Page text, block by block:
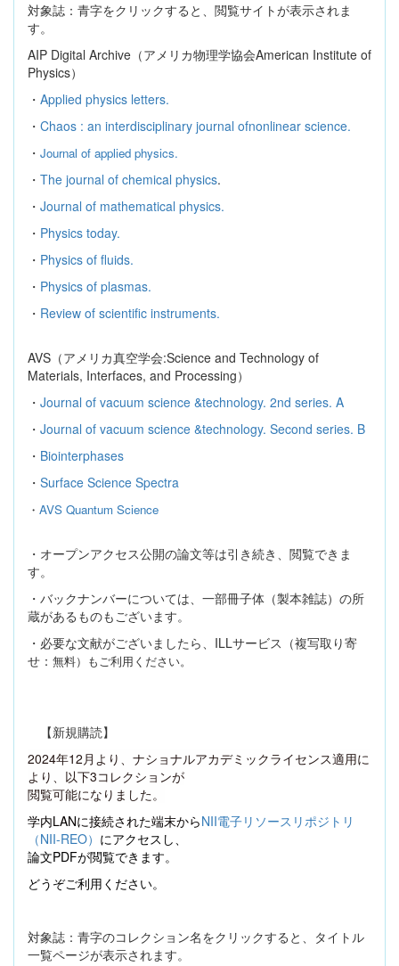
対象誌：青字をクリックすると、閲覧サイトが表示されま
す。
AIP Digital Archive （アメリカ物理学協会American Institute of
Physics）
・ Applied physics letters.
・ Chaos : an interdisciplinary journal ofnonlinear science.
・ Journal of applied physics.
・ The journal of chemical physics.
・ Journal of mathematical physics.
・ Physics today.
・ Physics of fluids.
・ Physics of plasmas.
・ Review of scientific instruments.
AVS （アメリカ真空学会:Science and Technology of
Materials, Interfaces, and Processing）
・ Journal of vacuum science &technology. 2nd series. A
・ Journal of vacuum science &technology. Second series. B
・ Biointerphases
・ Surface Science Spectra
・ AVS Quantum Science
・オープンアクセス公開の論文等は引き続き、閲覧できま
す。
・バックナンバーについては、一部冊子体（製本雑誌）の所
蔵があるものもございます。
・必要な文献がございましたら、 ILLサービス（複写取り寄
せ： 無料）もご利用ください。
【新規購読】
2024年12月より、ナショナルアカデミックライセンス適用に
より、以下3コレクションが
閲覧可能になりました。
学内LANに接続された端末からNII電子リソースリポジトリ
（NII-REO） にアクセスし、
論文PDFが閲覧できます。
どうぞご利用ください。
対象誌：青字のコレクション名をクリックすると、タイトル
一覧ページが表示されます。